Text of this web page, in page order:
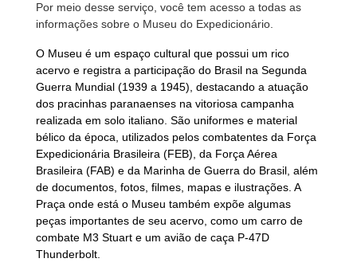
Por meio desse serviço, você tem acesso a todas as
informações sobre o Museu do Expedicionário.
O Museu é um espaço cultural que possui um rico
acervo e registra a participação do Brasil na Segunda
Guerra Mundial (1939 a 1945), destacando a atuação
dos pracinhas paranaenses na vitoriosa campanha
realizada em solo italiano. São uniformes e material
bélico da época, utilizados pelos combatentes da Força
Expedicionária Brasileira (FEB), da Força Aérea
Brasileira (FAB) e da Marinha de Guerra do Brasil, além
de documentos, fotos, filmes, mapas e ilustrações. A
Praça onde está o Museu também expõe algumas
peças importantes de seu acervo, como um carro de
combate M3 Stuart e um avião de caça P-47D
Thunderbolt.